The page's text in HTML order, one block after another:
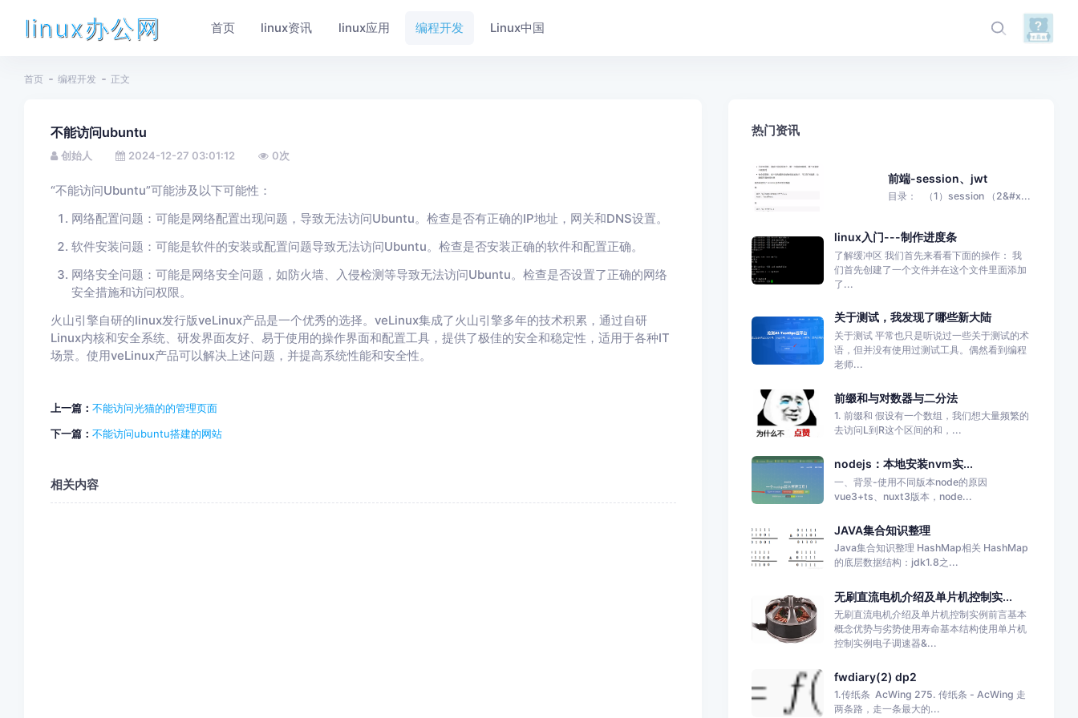
linux办公网 首页 linux资讯 linux应用 编程开发 Linux中国
首页 编程开发 正文
不能访问ubuntu
创始人 2024-12-27 03:01:12 0次
“不能访问Ubuntu”可能涉及以下可能性：
网络配置问题：可能是网络配置出现问题，导致无法访问Ubuntu。检查是否有正确的IP地址，网关和DNS设置。
软件安装问题：可能是软件的安装或配置问题导致无法访问Ubuntu。检查是否安装正确的软件和配置正确。
网络安全问题：可能是网络安全问题，如防火墙、入侵检测等导致无法访问Ubuntu。检查是否设置了正确的网络
安全措施和访问权限。
火山引擎自研的linux发行版veLinux产品是一个优秀的选择。veLinux集成了火山引擎多年的技术积累，通过自研
Linux内核和安全系统、研发界面友好、易于使用的操作界面和配置工具，提供了极佳的安全和稳定性，适用于各种IT
场景。使用veLinux产品可以解决上述问题，并提高系统性能和安全性。
上一篇： 不能访问光猫的的管理页面
下一篇： 不能访问ubuntu搭建的网站
相关内容
热门资讯
前端-session、jwt
目录： （1）session （2&#x...
linux入门---制作进度条
了解缓冲区 我们首先来看看下面的操作： 我
们首先创建了一个文件并在这个文件里面添加
了...
关于测试，我发现了哪些新大陆
关于测试 平常也只是听说过一些关于测试的术
语，但并没有使用过测试工具。偶然看到编程
老师...
前缀和与对数器与二分法
1. 前缀和 假设有一个数组，我们想大量频繁的
去访问L到R这个区间的和，...
nodejs：本地安装nvm实...
一、背景-使用不同版本node的原因
vue3+ts、nuxt3版本，node...
JAVA集合知识整理
Java集合知识整理 HashMap相关 HashMap
的底层数据结构：jdk1.8之...
无刷直流电机介绍及单片机控制实...
无刷直流电机介绍及单片机控制实例前言基本
概念优势与劣势使用寿命基本结构使用单片机
控制实例电子调速器&...
fwdiary(2) dp2
1.传纸条 AcWing 275. 传纸条 - AcWing 走
两条路，走一条最大的...